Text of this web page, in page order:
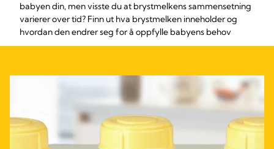
babyen din, men visste du at brystmelkens sammensetning
varierer over tid? Finn ut hva brystmelken inneholder og
hvordan den endrer seg for å oppfylle babyens behov